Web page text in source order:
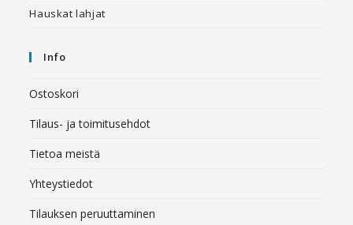
Hauskat lahjat
Info
Ostoskori
Tilaus- ja toimitusehdot
Tietoa meistä
Yhteystiedot
Tilauksen peruuttaminen